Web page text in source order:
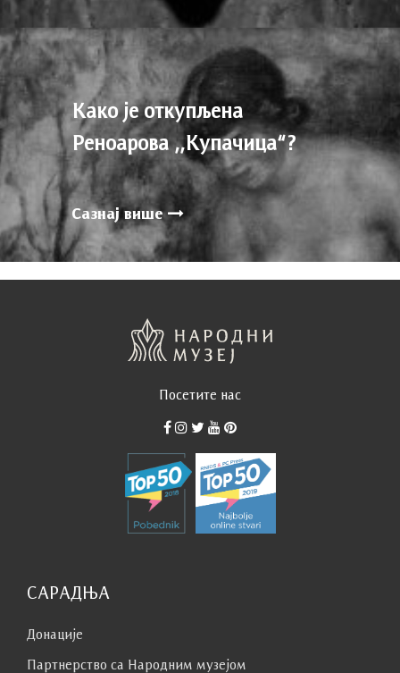
Како је откупљена
Реноарова ,,Купачица“?
Сазнај више
Посетите нас
САРАДЊА
Донације
Партнерство са Народним музејoм